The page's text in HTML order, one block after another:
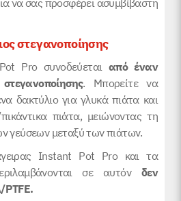
στεγανοποίησης
Pro συνοδεύεται από έναν
στεγανοποίησης. Μπορείτε να
δακτύλιο για γλυκά πιάτα και
πιάτα, μειώνοντας τη
γεύσεων μεταξύ των πιάτων.
Instant Pot Pro και τα
σε αυτόν δεν
PTFE.